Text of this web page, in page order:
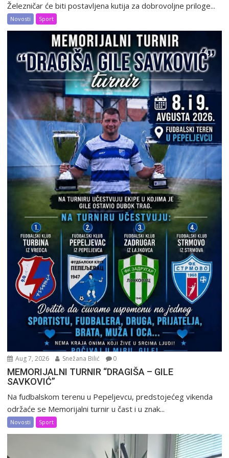
Železničar će biti postavljena kutija za dobrovoljne priloge...
Novosti Sport
Aug 7, 2026 Snežana Bilić 0
MEMORIJALNI TURNIR “DRAGIŠA – GILE
SAVKOVIĆ”
Na fudbalskom terenu u Pepeljevcu, predstojećeg vikenda
održaće se Memorijalni turnir u čast i u znak...
Novosti Sport